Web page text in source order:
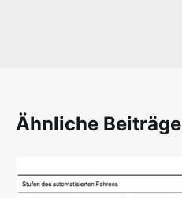
Ähnliche Beiträge